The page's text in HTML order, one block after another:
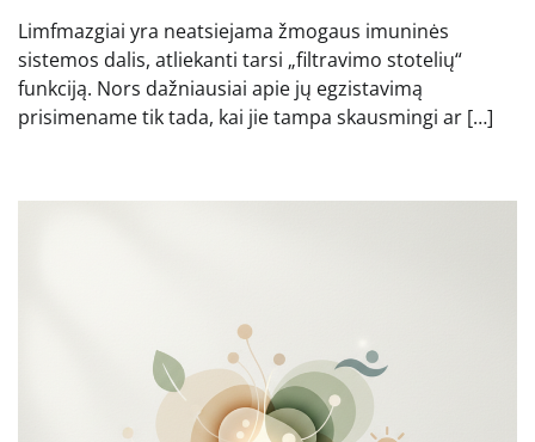
Limfmazgiai yra neatsiejama žmogaus imuninės
sistemos dalis, atliekanti tarsi „filtravimo stotelių“
funkciją. Nors dažniausiai apie jų egzistavimą
prisimename tik tada, kai jie tampa skausmingi ar […]